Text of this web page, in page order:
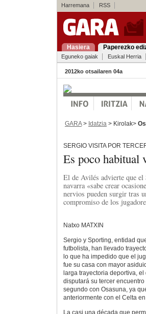
Harremana RSS
Hasiera Paperezko
Eguneko gaiak Euskal Herria
2012ko otsailaren 04a
GARA> Idatzia > Kirolak>
SERGIO VISITA POR
Es poco habitual
El de Avilés advierte que el
navarra «sabe crear
nervios pueden surgir tras
compromiso de los
Natxo MATXIN
Sergio y Sporting, entidad
futbolista, han llevado
lo que ha impedido que el
fue su casa con mayor
larga trayectoria deportiva,
disputará su tercer encuentro
segundo con Osasuna, ya
anteriormente con el Celta